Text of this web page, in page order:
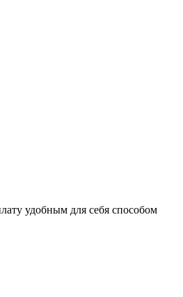
удобным для себя способом